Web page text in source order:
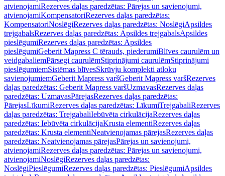
atvienojamiRezerves daļas paredzētas: Pārejas un savienojumi,
atvienojamiKompensatoriRezerves daļas paredzētas:
KompensatoriNoslēgiRezerves daļas paredzētas: NoslēgiApsildes
trejgabalsRezerves daļas paredzētas: Apsildes trejgabalsApsildes
pieslēgumiRezerves daļas paredzētas: Apsildes
pieslēgumiGeberit Mapress C tērauds, piederumiBlīves caurulēm un
veidgabaliemPārsegi caurulēmStiprinājumi caurulēmStiprinājumi
pieslēgumiemSistēmas blīvesSkrūvju komplekti atloku
savienojumiemGeberit Mapress varšGeberit Mapress varšRezerves
daļas paredzētas: Geberit Mapress varšUzmavasRezerves daļas
paredzētas: UzmavasPārejasRezerves daļas paredzētas:
PārejasLīkumiRezerves daļas paredzētas: LīkumiTrejgabaliRezerves
daļas paredzētas: TrejgabaliIebūvēta cirkulācijaRezerves daļas
paredzētas: Iebūvēta cirkulācijaKrusta elementiRezerves daļas
paredzētas: Krusta elementiNeatvienojamas pārejasRezerves daļas
paredzētas: Neatvienojamas pārejasPārejas un savienojumi,
atvienojamiRezerves daļas paredzētas: Pārejas un savienojumi,
atvienojamiNoslēgiRezerves daļas paredzētas:
NoslēgiPieslēgumiRezerves daļas paredzētas: PieslēgumiApsildes